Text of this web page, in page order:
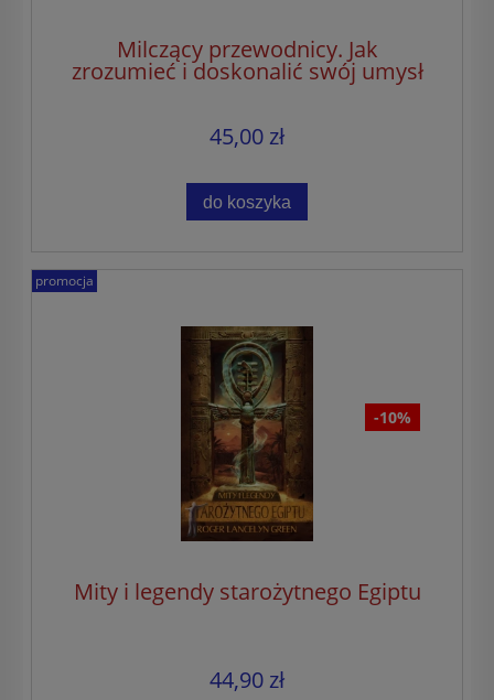
Milczący przewodnicy. Jak
zrozumieć i doskonalić swój umysł
45,00 zł
do koszyka
-10%
Mity i legendy starożytnego Egiptu
44,90 zł
promocja